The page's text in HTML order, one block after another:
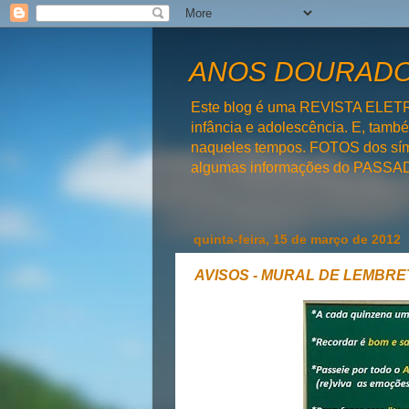
ANOS
Este blog é uma REVISTA
infância e adolescência. E,
naqueles tempos. FOTOS dos
algumas informações do
quinta-feira, 15 de março de 2012
AVISOS - MURAL DE